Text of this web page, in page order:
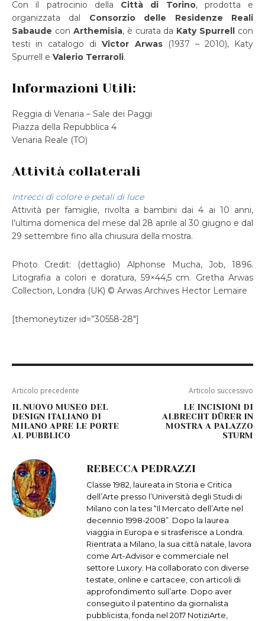
Con il patrocinio della Città di Torino, prodotta e
organizzata dal Consorzio delle Residenze Reali
Sabaude con Arthemisia, è curata da Katy Spurrell con
testi in catalogo diVictor Arwas(1937 – 2010), Katy
Spurrell e Valerio Terraroli.
Informazioni Utili:
Reggia di Venaria – Sale dei Paggi
Piazza della Repubblica 4
Venaria Reale (TO)
Attività collaterali
Intrecci di colore e petali di luce
Attività per famiglie, rivolta a bambini dai 4 ai 10 anni,
l’ultima domenica del mese dal 28 aprile al 30 giugno e dal
29 settembre fino alla chiusura della mostra.
Photo Credit: (dettaglio) Alphonse Mucha, Job, 1896.
Litografia a colori e doratura, 59×44,5 cm. Gretha Arwas
Collection, Londra (UK) © Arwas Archives Hector Lemaire
[themoneytizer id=”30558-28″]
Articolo precedente
IL NUOVO MUSEO DEL
DESIGN ITALIANO DI
MILANO APRE LE PORTE
AL PUBBLICO
Articolo successivo
LE INCISIONI DI
ALBRECHT DÜRER IN
MOSTRA A PALAZZO
STURM
REBECCA PEDRAZZI
Classe 1982, laureata in Storia e Critica
dell’Arte presso l’Università degli Studi di
Milano con la tesi “Il Mercato dell’Arte nel
decennio 1998-2008”. Dopo la laurea
viaggia in Europa e si trasferisce a Londra.
Rientrata a Milano, la sua città natale, lavora
come Art-Advisor e commerciale nel
settore Luxory. Ha collaborato con diverse
testate, online e cartacee, con articoli di
approfondimento sull’arte. Dopo aver
conseguito il patentino da giornalista
pubblicista, fonda nel 2017 NotiziArte,